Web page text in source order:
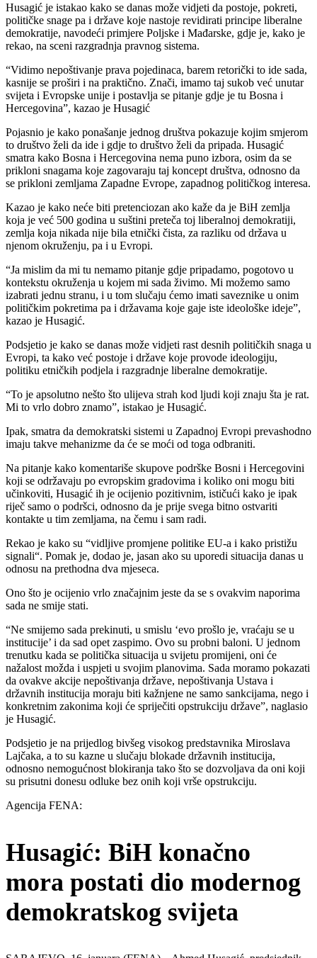
Husagić je istakao kako se danas može vidjeti da postoje, pokreti,
političke snage pa i države koje nastoje revidirati principe liberalne
demokratije, navodeći primjere Poljske i Mađarske, gdje je, kako je
rekao, na sceni razgradnja pravnog sistema.
“Vidimo nepoštivanje prava pojedinaca, barem retorički to ide sada,
kasnije se proširi i na praktično. Znači, imamo taj sukob već unutar
svijeta i Evropske unije i postavlja se pitanje gdje je tu Bosna i
Hercegovina”, kazao je Husagić
Pojasnio je kako ponašanje jednog društva pokazuje kojim smjerom
to društvo želi da ide i gdje to društvo želi da pripada. Husagić
smatra kako Bosna i Hercegovina nema puno izbora, osim da se
prikloni snagama koje zagovaraju taj koncept društva, odnosno da
se prikloni zemljama Zapadne Evrope, zapadnog političkog interesa.
Kazao je kako neće biti pretenciozan ako kaže da je BiH zemlja
koja je već 500 godina u suštini preteča toj liberalnoj demokratiji,
zemlja koja nikada nije bila etnički čista, za razliku od država u
njenom okruženju, pa i u Evropi.
“Ja mislim da mi tu nemamo pitanje gdje pripadamo, pogotovo u
kontekstu okruženja u kojem mi sada živimo. Mi možemo samo
izabrati jednu stranu, i u tom slučaju ćemo imati saveznike u onim
političkim pokretima pa i državama koje gaje iste ideološke ideje”,
kazao je Husagić.
Podsjetio je kako se danas može vidjeti rast desnih političkih snaga u
Evropi, ta kako već postoje i države koje provode ideologiju,
politiku etničkih podjela i razgradnje liberalne demokratije.
“To je apsolutno nešto što ulijeva strah kod ljudi koji znaju šta je rat.
Mi to vrlo dobro znamo”, istakao je Husagić.
Ipak, smatra da demokratski sistemi u Zapadnoj Evropi prevashodno
imaju takve mehanizme da će se moći od toga odbraniti.
Na pitanje kako komentariše skupove podrške Bosni i Hercegovini
koji se održavaju po evropskim gradovima i koliko oni mogu biti
učinkoviti, Husagić ih je ocijenio pozitivnim, ističući kako je ipak
riječ samo o podršci, odnosno da je prije svega bitno ostvariti
kontakte u tim zemljama, na čemu i sam radi.
Rekao je kako su “vidljive promjene politike EU-a i kako pristižu
signali“. Pomak je, dodao je, jasan ako su uporedi situacija danas u
odnosu na prethodna dva mjeseca.
Ono što je ocijenio vrlo značajnim jeste da se s ovakvim naporima
sada ne smije stati.
“Ne smijemo sada prekinuti, u smislu ‘evo prošlo je, vraćaju se u
institucije’ i da sad opet zaspimo. Ovo su probni baloni. U jednom
trenutku kada se politička situacija u svijetu promijeni, oni će
nažalost možda i uspjeti u svojim planovima. Sada moramo pokazati
da ovakve akcije nepoštivanja države, nepoštivanja Ustava i
državnih institucija moraju biti kažnjene ne samo sankcijama, nego i
konkretnim zakonima koji će spriječiti opstrukciju države”, naglasio
je Husagić.
Podsjetio je na prijedlog bivšeg visokog predstavnika Miroslava
Lajčaka, a to su kazne u slučaju blokade državnih institucija,
odnosno nemogućnost blokiranja tako što se dozvoljava da oni koji
su prisutni donesu odluke bez onih koji vrše opstrukciju.
Agencija FENA:
Husagić: BiH konačno
mora postati dio modernog
demokratskog svijeta